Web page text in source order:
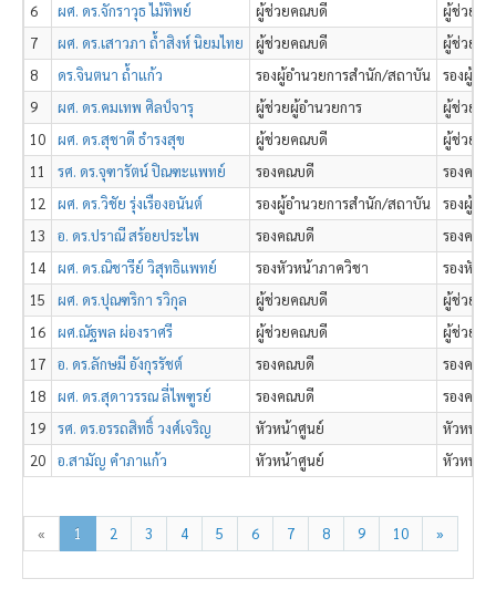
6
ผศ. ดร.จักราวุธ ไม้ทิพย์ ผู้ช่วยคณบดี
ผู้ช่วยค
7
ผศ. ดร.เสาวภา ถ้ำสิงห์ นิยมไทย ผู้ช่วยคณบดี
ผู้ช่วยค
8
ดร.จินตนา ถ้ำแก้ว รองผู้อำนวยการสำนัก/สถาบัน
รองผู้อำ
9
ผศ. ดร.คมเทพ ศิลป์จารุ ผู้ช่วยผู้อำนวยการ
ผู้ช่วยผู้อ
10
ผศ. ดร.สุชาดี ธำรงสุข ผู้ช่วยคณบดี
ผู้ช่วยค
11
รศ. ดร.จุฑารัตน์ ปิณฑะแพทย์ รองคณบดี
รองคณ
12
ผศ. ดร.วิชัย รุ่งเรืองอนันต์ รองผู้อำนวยการสำนัก/สถาบัน
รองผู้อำ
13
อ. ดร.ปราณี สร้อยประไพ รองคณบดี
รองคณบ
14
ผศ. ดร.ณิชารีย์ วิสุทธิแพทย์ รองหัวหน้าภาควิชา
รองหัวห
15
ผศ. ดร.ปุณฑริกา รวิกุล ผู้ช่วยคณบดี
ผู้ช่วยค
16
ผศ.ณัฐพล ผ่องราศรี ผู้ช่วยคณบดี
ผู้ช่วยค
17
อ. ดร.ลักษมี อังกุรรัชต์ รองคณบดี
รองคณ
18
ผศ. ดร.สุดาวรรณ ลี่ไพฑูรย์ รองคณบดี
รองคณ
19
รศ. ดร.อรรถสิทธิ์ วงศ์เจริญ หัวหน้าศูนย์
หัวหน้า
20
อ.สามัญ คำภาแก้ว หัวหน้าศูนย์ หัวหน้า
« 1 2 3 4 5 6 7 8 9 10 »